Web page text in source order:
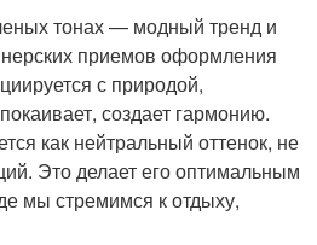
тонах — модный тренд и
приемов оформления
с природой,
создает гармонию.
как нейтральный оттенок, не
Это делает его оптимальным
мы стремимся к отдыху,